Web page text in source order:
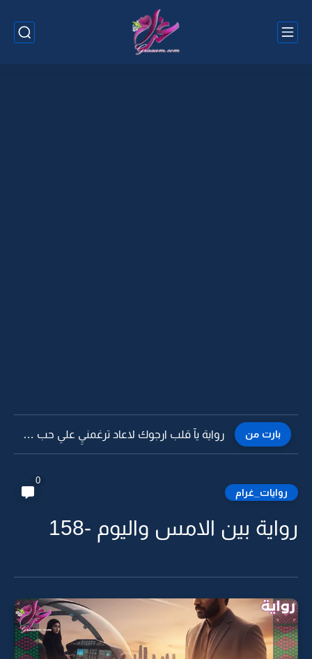
بارت من رواية يآ قلب ارجوك لاعاد ترغمنيِ علىِ حب جديد وفيِه...
روايات_غرام
0
رواية بين الامس واليوم -158